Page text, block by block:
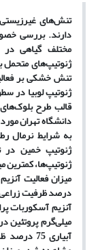
تنش‌های
دارند. بررسی
مختلف گیاهی
ژنوتیپ‌های
ژنوتیپ‌ لوبیا در
قالب طرح
دانشگاه تهران
به شرایط نرمال
ژنوتیپ‌ها، کمترین
میزان فعالیت
میلی‌گرم پروتئین